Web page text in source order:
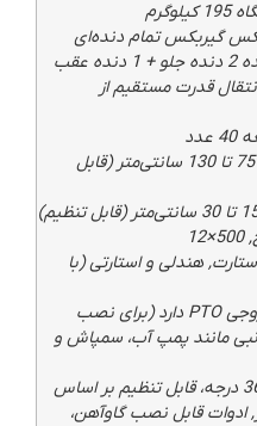
گیربکس تمام دنده‌ای
عقب
قدرت مستقیم از
عدد
عرض کار 75 تا 130 سانتی‌متر (قابل
هندلی و استارتی (با
شفت خروجی PTO دارد (برای نصب
مانند پمپ آب، سمپاش و
فرمان, 360 درجه، قابل تنظیم بر اساس
ادوات قابل نصب گاوآهن،